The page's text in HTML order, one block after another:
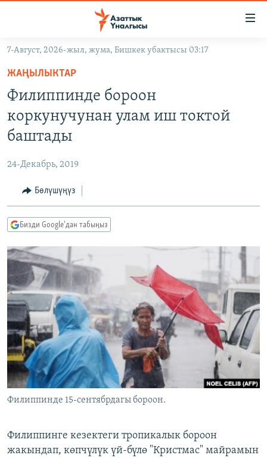
Навигацияга
өтүңүз
Издөөгө
салыңыз
МАДАНИЯТ
УКРАИНА
ТВ ПРОГРАММАЛАР
БҮГҮН АЗАТТЫКТА
ДАНИСТЕ
ЭЖЕ-СИҢДИЛЕР
АЗАТТЫК+
ЫҢГАЙСЫЗ СУРООЛОР
ПОДКАСТ
Русский
ОНЛАЙН ШЕРИНЕ
ЭЕ/АРнун бардык сайттары
7-Август, 2026-жыл, жума, Бишкек убактысы 03:17
ЖАҢЫЛЫКТАР
Филиппинде бороон
коркунучунан улам иш токтой
баштады
24-Декабрь, 2019
Бөлүшүңүз
Бизди Google'дан табыңыз
Филиппинде 15-сентябрдагы бороон.
Филиппинге кезектеги тропикалык бороон
жакындап, көпчүлүк үй-бүлө "Кристмас" майрамын